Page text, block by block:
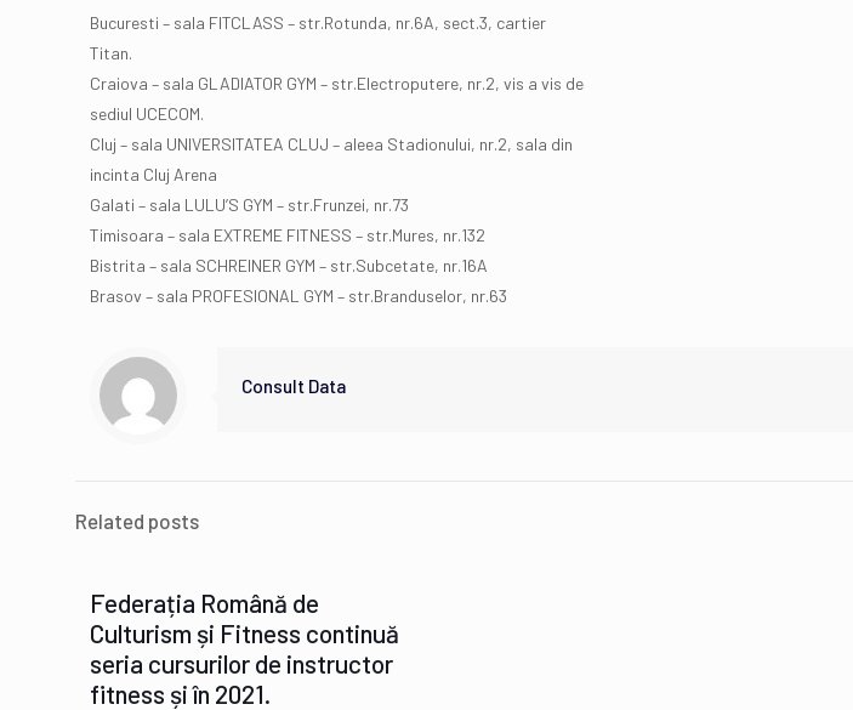
Bucuresti – sala FITCLASS – str.Rotunda, nr.6A, sect.3, cartier
Titan.
Craiova – sala GLADIATOR GYM – str.Electroputere, nr.2, vis a vis de
sediul UCECOM.
Cluj – sala UNIVERSITATEA CLUJ – aleea Stadionului, nr.2, sala din
incinta Cluj Arena
Galati – sala LULU’S GYM – str.Frunzei, nr.73
Timisoara – sala EXTREME FITNESS – str.Mures, nr.132
Bistrita – sala SCHREINER GYM – str.Subcetate, nr.16A
Brasov – sala PROFESIONAL GYM – str.Branduselor, nr.63
Consult Data
Related posts
Federația Română de
Culturism și Fitness continuă
seria cursurilor de instructor
fitness și în 2021.